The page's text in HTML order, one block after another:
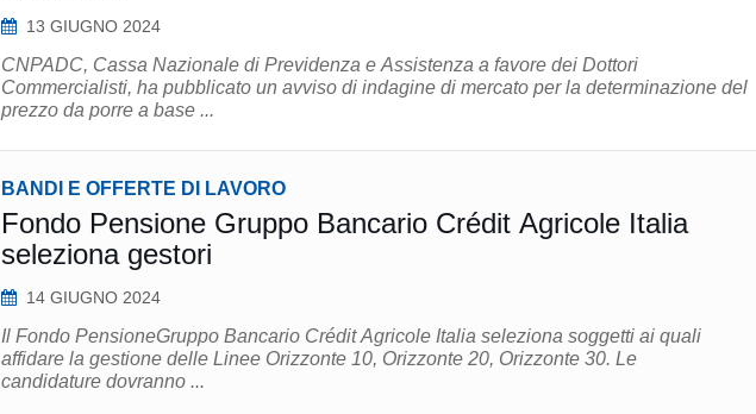
13 GIUGNO 2024
CNPADC, Cassa Nazionale di Previdenza e Assistenza a favore dei Dottori
Commercialisti, ha pubblicato un avviso di indagine di mercato per la determinazione del
prezzo da porre a base ...
BANDI E OFFERTE DI LAVORO
Fondo Pensione Gruppo Bancario Crédit Agricole Italia
seleziona gestori
14 GIUGNO 2024
Il Fondo PensioneGruppo Bancario Crédit Agricole Italia seleziona soggetti ai quali
affidare la gestione delle Linee Orizzonte 10, Orizzonte 20, Orizzonte 30. Le
candidature dovranno ...